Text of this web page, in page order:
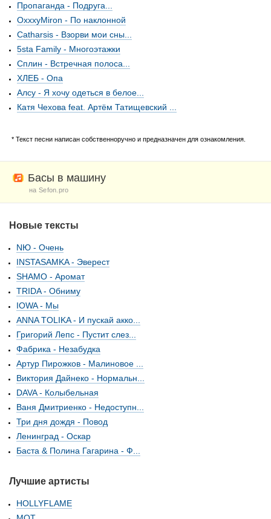
Пропаганда - Подруга...
OxxxyMiron - По наклонной
Сatharsis - Взорви мои сны...
5sta Family - Многоэтажки
Сплин - Встречная полоса...
ХЛЕБ - Опа
Алсу - Я хочу одеться в белое...
Катя Чехова feat. Артём Татищевский ...
* Текст песни написан собственноручно и предназначен для ознакомления.
Басы в машину
на Sefon.pro
Новые тексты
NЮ - Очень
INSTASAMKA - Эверест
SHAMO - Аромат
TRIDA - Обниму
IOWA - Мы
ANNA TOLIKA - И пускай акко...
Григорий Лепс - Пустит слез...
Фабрика - Незабудка
Артур Пирожков - Малиновое ...
Виктория Дайнеко - Нормальн...
DAVA - Колыбельная
Ваня Дмитриенко - Недоступн...
Три дня дождя - Повод
Ленинград - Оскар
Баста & Полина Гагарина - Ф...
Лучшие артисты
HOLLYFLAME